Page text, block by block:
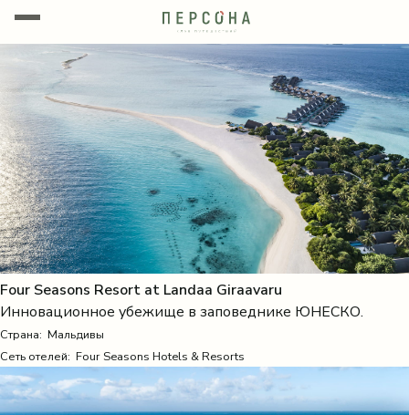
Four Seasons Resort at Landaa Giraavaru
Инновационное убежище в заповеднике ЮНЕСКО.
Страна: Мальдивы
Сеть отелей: Four Seasons Hotels & Resorts